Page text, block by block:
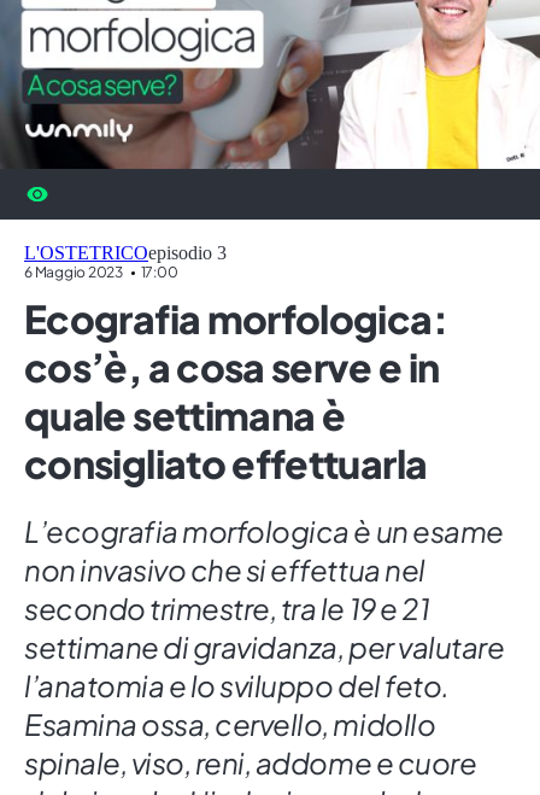
L'OSTETRICOepisodio 3
6 Maggio 2023 17:00
Ecografia morfologica:
cos’è, a cosa serve e in
quale settimana è
consigliato effettuarla
L’ecografia morfologica è un esame
non invasivo che si effettua nel
secondo trimestre, tra le 19 e 21
settimane di gravidanza, per valutare
l’anatomia e lo sviluppo del feto.
Esamina ossa, cervello, midollo
spinale, viso, reni, addome e cuore